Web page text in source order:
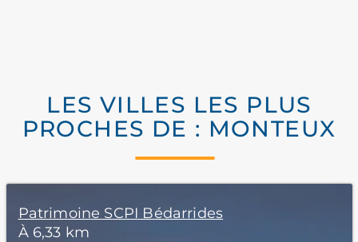
LES VILLES LES PLUS
PROCHES DE : MONTEUX
Patrimoine SCPI Bédarrides
À 6,33 km